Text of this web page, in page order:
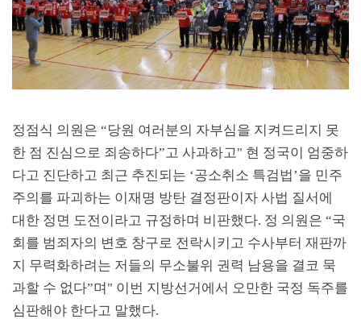
정점식 의원은 “당원 여러분의 자부심을 지켜드리지 못
한 점 진심으로 죄송하다”고 사과하고" 현 정국이 엄중하
다고 진단하고 최근 추진되는 ‘공소취소 특검법’을 민주
주의를 파괴하는 이재명 방탄 결정판이자 사법 질서에
대한 정면 도전이라고 규정하며 비판했다. 정 의원은 “국
회를 범죄자의 변호 창구로 전락시키고 수사부터 재판까
지 무력화하려는 저들의 무소불위 권력 남용을 결코 묵
과할 수 없다”며 " 이번 지방선거에서 오만한 국정 독주를
심판해야 한다고 말했다.